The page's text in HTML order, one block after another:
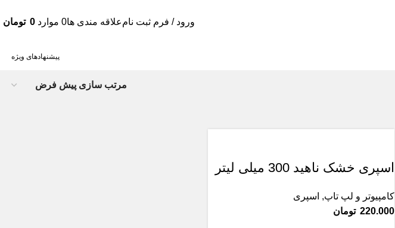
ورود / فرم ثبت نامعلاقه مندی ها0 موارد 0 تومان
پیشنهادهای ویژه
اسپری خشک ناهید 300 میلی لیتر
کامپیوتر و لپ تاپ, اسپری
تومان